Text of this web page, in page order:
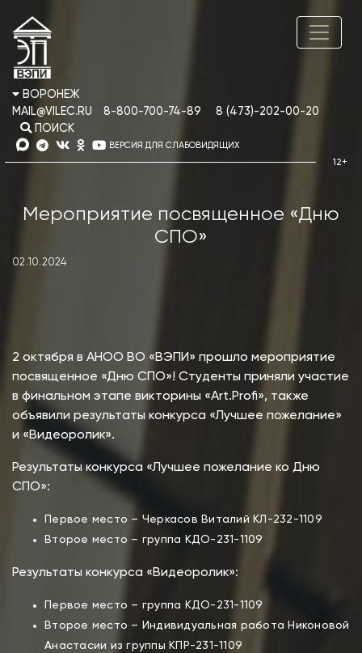
ВОРОНЕЖ
MAIL@VILEC.RU
8-800-700-74-89
8 (473)-202-00-20
ПОИСК
ВЕРСИЯ ДЛЯ СЛАБОВИДЯЩИХ
Мероприятие посвященное «Дню
СПО»
02.10.2024
2 октября в АНОО ВО «ВЭПИ» прошло мероприятие
посвященное «Дню СПО»! Студенты приняли участие
в финальном этапе викторины «Art.Profi», также
объявили результаты конкурса «Лучшее пожелание»
и «Видеоролик».
Результаты конкурса «Лучшее пожелание ко Дню
СПО»:
Первое место – Черкасов Виталий КЛ-232-1109
Второе место – группа КДО-231-1109
Результаты конкурса «Видеоролик»:
Первое место – группа КДО-231-1109
Второе место – Индивидуальная работа Никоновой
Анастасии из группы КПР-231-1109